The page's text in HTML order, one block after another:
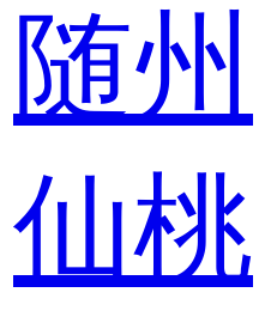
随州
仙桃